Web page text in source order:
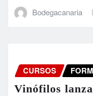
Bodegacanaria
CURSOS
Vinófilos